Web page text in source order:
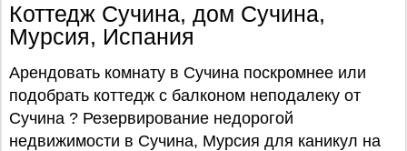
Коттедж Сучина, дом Сучина,
Мурсия, Испания
Арендовать комнату в Сучина поскромнее или
подобрать коттедж с балконом неподалеку от
Сучина ? Резервирование недорогой
недвижимости в Сучина, Мурсия для каникул на